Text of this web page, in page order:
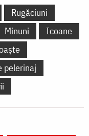
Rugăciuni
Minuni
Icoane
pelerinaj